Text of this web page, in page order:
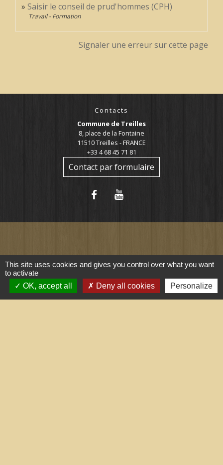
Saisir le conseil de prud'hommes (CPH)
Travail - Formation
Signaler une erreur sur cette page
Contacts
Commune de Treilles
8, place de la Fontaine
11510 Treilles - FRANCE
+33 4 68 45 71 81
Contact par formulaire
Liens utiles
Portail du gouvernement
This site uses cookies and gives you control over what you want
to activate
OK, accept all
Deny all cookies Personalize